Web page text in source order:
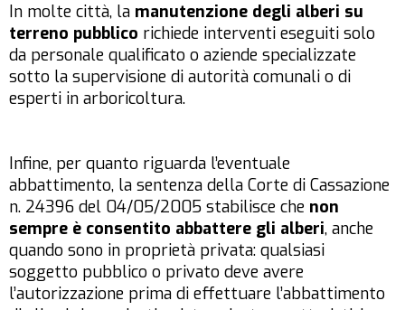
In molte città, la manutenzione degli alberi su
terreno pubblico richiede interventi eseguiti solo
da personale qualificato o aziende specializzate
sotto la supervisione di autorità comunali o di
esperti in arboricoltura.
Infine, per quanto riguarda l’eventuale
abbattimento, la sentenza della Corte di Cassazione
n. 24396 del 04/05/2005 stabilisce che non
sempre è consentito abbattere gli alberi, anche
quando sono in proprietà privata: qualsiasi
soggetto pubblico o privato deve avere
l’autorizzazione prima di effettuare l’abbattimento